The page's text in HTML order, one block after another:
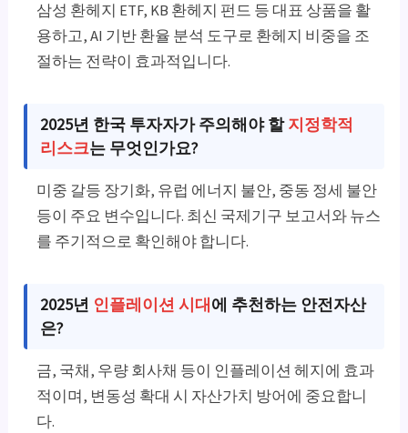
삼성 환헤지 ETF, KB 환헤지 펀드 등 대표 상품을 활
용하고, AI 기반 환율 분석 도구로 환헤지 비중을 조
절하는 전략이 효과적입니다.
2025년 한국 투자자가 주의해야 할지정학적
리스크는 무엇인가요?
미중 갈등 장기화, 유럽 에너지 불안, 중동 정세 불안
등이 주요 변수입니다. 최신 국제기구 보고서와 뉴스
를 주기적으로 확인해야 합니다.
2025년 인플레이션 시대에 추천하는 안전자산
은?
금, 국채, 우량 회사채 등이 인플레이션 헤지에 효과
적이며, 변동성 확대 시 자산가치 방어에 중요합니
다.